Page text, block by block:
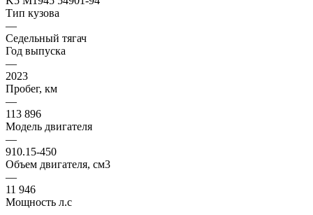
Тип кузова
—
Седельный тягач
Год выпуска
—
2023
Пробег, км
—
113 896
Модель двигателя
—
910.15-450
Объем двигателя, см3
—
11 946
Мощность л.с